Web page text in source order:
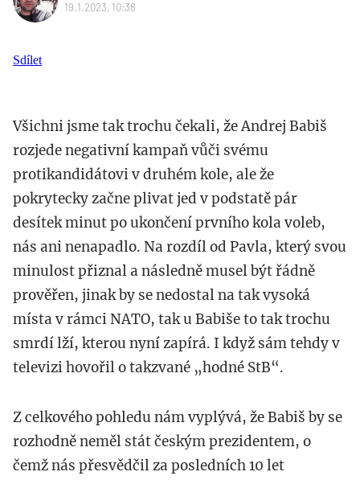
19.1.2023, 10:38
Sdílet
Všichni jsme tak trochu čekali, že Andrej Babiš
rozjede negativní kampaň vůči svému
protikandidátovi v druhém kole, ale že
pokrytecky začne plivat jed v podstatě pár
desítek minut po ukončení prvního kola voleb,
nás ani nenapadlo. Na rozdíl od Pavla, který svou
minulost přiznal a následně musel být řádně
prověřen, jinak by se nedostal na tak vysoká
místa v rámci NATO, tak u Babiše to tak trochu
smrdí lží, kterou nyní zapírá. I když sám tehdy v
televizi hovořil o takzvané „hodné StB“.
Z celkového pohledu nám vyplývá, že Babiš by se
rozhodně neměl stát českým prezidentem, o
čemž nás přesvědčil za posledních 10 let